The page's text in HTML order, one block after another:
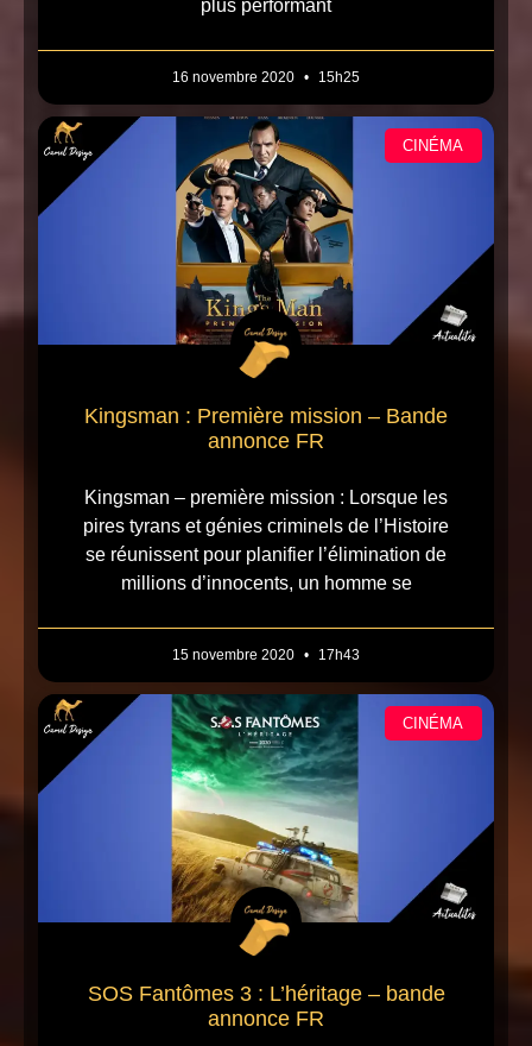
plus performant
16 novembre 2020 15h25
CINÉMA
Kingsman : Première mission – Bande
annonce FR
Kingsman – première mission : Lorsque les
pires tyrans et génies criminels de l’Histoire
se réunissent pour planifier l’élimination de
millions d’innocents, un homme se
15 novembre 2020 17h43
CINÉMA
SOS Fantômes 3 : L’héritage – bande
annonce FR